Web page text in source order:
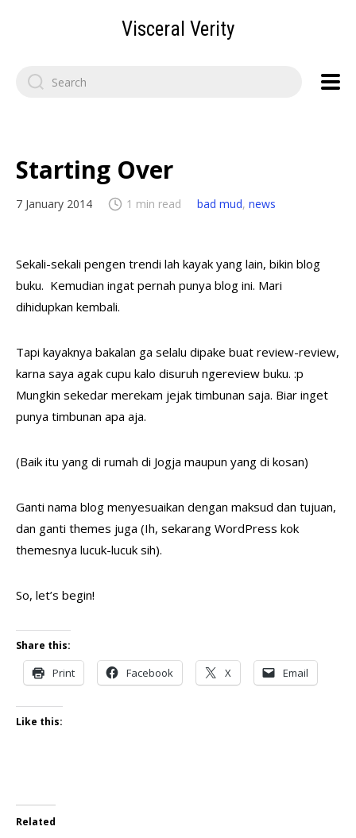
Visceral Verity
Search
for:
Starting Over
7 January 2014 1 min read bad mud, news
Sekali-sekali pengen trendi lah kayak yang lain, bikin blog
buku. Kemudian ingat pernah punya blog ini. Mari
dihidupkan kembali.
Tapi kayaknya bakalan ga selalu dipake buat review-review,
karna saya agak cupu kalo disuruh ngereview buku. :p
Mungkin sekedar merekam jejak timbunan saja. Biar inget
punya timbunan apa aja.
(Baik itu yang di rumah di Jogja maupun yang di kosan)
Ganti nama blog menyesuaikan dengan maksud dan tujuan,
dan ganti themes juga (Ih, sekarang WordPress kok
themesnya lucuk-lucuk sih).
So, let’s begin!
Share this:
Print Facebook X Email
Like this:
Related